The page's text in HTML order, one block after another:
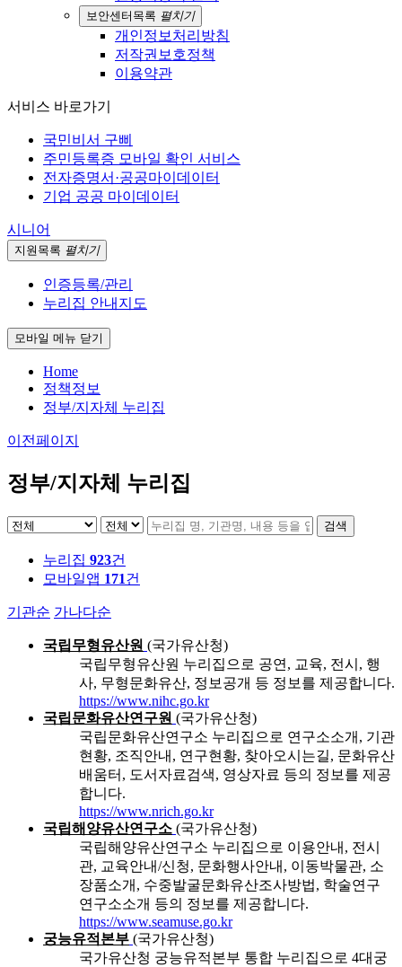
보안센터 목록 펼치기
개인정보처리방침
저작권보호정책
이용약관
서비스 바로가기
국민비서 구삐
주민등록증 모바일 확인 서비스
전자증명서·공공마이데이터
기업 공공 마이데이터
시니어
지원 목록 펼치기
인증등록/관리
누리집 안내지도
모바일 메뉴 닫기
Home
정책정보
정부/지자체 누리집
이전페이지
정부/지자체 누리집
검색
누리집 923건
모바일앱 171건
기관순 가나다순
국립무형유산원 (국가유산청)
국립무형유산원 누리집으로 공연, 교육, 전시, 행
사, 무형문화유산, 정보공개 등 정보를 제공합니다.
https://www.nihc.go.kr
국립문화유산연구원 (국가유산청)
국립문화유산연구소 누리집으로 연구소소개, 기관
현황, 조직안내, 연구현황, 찾아오시는길, 문화유산
배움터, 도서자료검색, 영상자료 등의 정보를 제공
합니다.
https://www.nrich.go.kr
국립해양유산연구소 (국가유산청)
국립해양유산연구소 누리집으로 이용안내, 전시
관, 교육안내/신청, 문화행사안내, 이동박물관, 소
장품소개, 수중발굴문화유산조사방법, 학술연구
연구소소개 등의 정보를 제공합니다.
https://www.seamuse.go.kr
궁능유적본부 (국가유산청)
국가유산청 궁능유적본부 통합 누리집으로 4대궁